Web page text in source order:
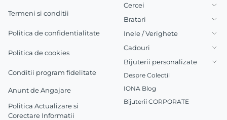
Termeni si conditii
Politica de confidentialitate
Politica de cookies
Conditii program fidelitate
Anunt de Angajare
Politica Actualizare si
Corectare Informatii
Cercei
Bratari
Inele / Verighete
Cadouri
Bijuterii personalizate
Despre Colectii
IONA Blog
Bijuterii CORPORATE